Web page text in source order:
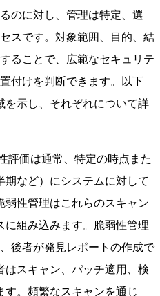
のに対し、管理は特定、選
スです。対象範囲、目的、結
ることで、広範なセキュリテ
付けを判断できます。以下
を示し、それぞれについて詳
評価は通常、特定の時点また
期など）にシステムに対して
弱性管理はこれらのスキャン
に組み込みます。脆弱性管理
後者が発見レポートの作成で
はスキャン、パッチ適用、検
す。頻繁なスキャンを通じ